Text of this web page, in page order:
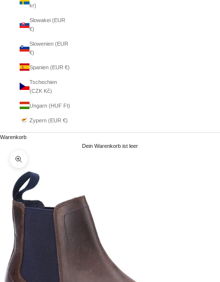
kr)
Slowakei (EUR
€)
Slowenien (EUR
€)
Spanien (EUR €)
Tschechien
(CZK Kč)
Ungarn (HUF Ft)
Zypern (EUR €)
Warenkorb
Dein Warenkorb ist leer
Bild vergrößern